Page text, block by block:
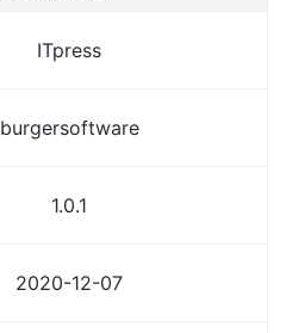
ITpress
burgersoftware
1.0.1
2020-12-07